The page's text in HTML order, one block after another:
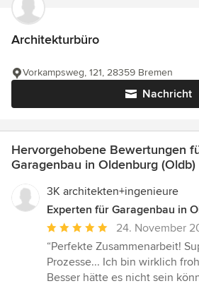
Architekturbüro
Nachricht
Vorkampsweg, 121, 28359 Bremen
Hervorgehobene Bewertungen
Garagenbau in Oldenburg (Oldb)
3K architekten+ingenieure
Experten für Garagenbau in
Durchschnittliche
Bewertung:
5
von
24. November
“Perfekte Zusammenarbeit!
Prozesse... Ich bin wirklich
Besser hätte es nicht sein